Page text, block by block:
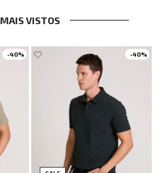
MAIS VISTOS
-40% -40%